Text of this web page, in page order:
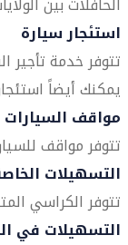
استئجار سيارة
تتوفر خدمة تأجير
يمكنك أيضاً
مواقف السيارات
تتوفر مواقف
التسهيلات
تتوفر الكراسي
التسهيلات في